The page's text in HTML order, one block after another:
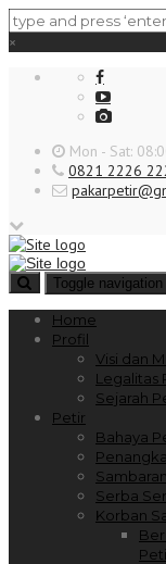
×
Mon - Sat:
0821 2226
Toggle navigation
Home
Profil
Visi dan
Legalitas
Sejarah
Petir
Bahaya
Serba
Korban